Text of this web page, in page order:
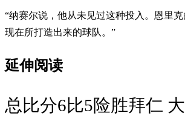
“纳赛尔说，他从未见过这种投入。恩里
现在所打造出来的球队。”
延伸阅读
总比分6比5险胜拜仁